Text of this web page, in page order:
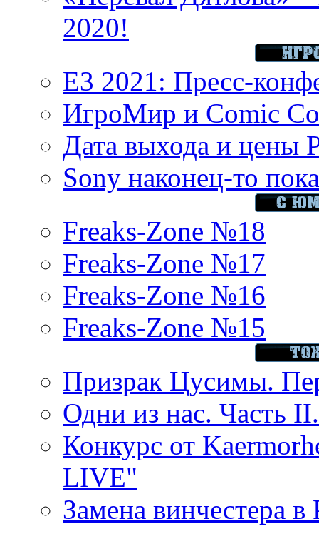
2020!
E3 2021: Пресс-
ИгроМир и Comic
Дата выхода и цены
Sony наконец-то
Freaks-Zone №18
Freaks-Zone №17
Freaks-Zone №16
Freaks-Zone №15
Призрак Цусимы.
Одни из нас. Часть
Конкурс от
LIVE"
Замена винчестера